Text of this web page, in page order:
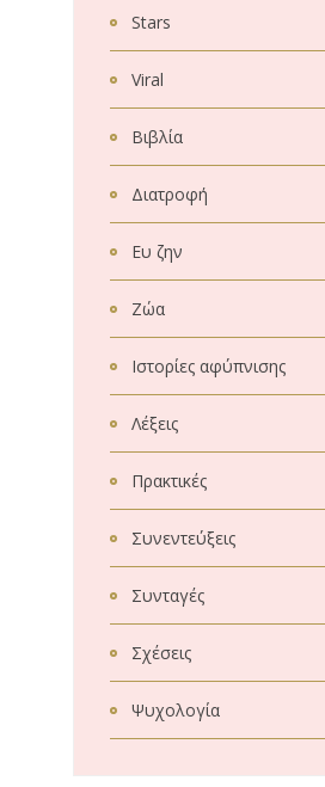
Stars
Viral
Βιβλία
Διατροφή
Ευ ζην
Ζώα
Ιστορίες αφύπνισης
Λέξεις
Πρακτικές
Συνεντεύξεις
Συνταγές
Σχέσεις
Ψυχολογία